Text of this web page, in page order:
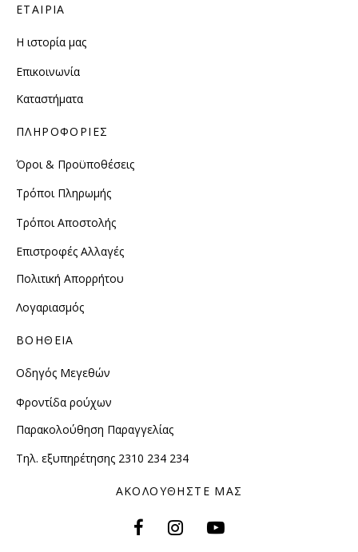
ΕΤΑΙΡΙΑ
Η ιστορία μας
Επικοινωνία
Καταστήματα
ΠΛΗΡΟΦΟΡΙΕΣ
Όροι & Προϋποθέσεις
Τρόποι Πληρωμής
Τρόποι Αποστολής
Επιστροφές Αλλαγές
Πολιτική Απορρήτου
Λογαριασμός
ΒΟΗΘΕΙΑ
Οδηγός Μεγεθών
Φροντίδα ρούχων
Παρακολούθηση Παραγγελίας
Τηλ. εξυπηρέτησης 2310 234 234
ΑΚΟΛΟΥΘΗΣΤΕ ΜΑΣ